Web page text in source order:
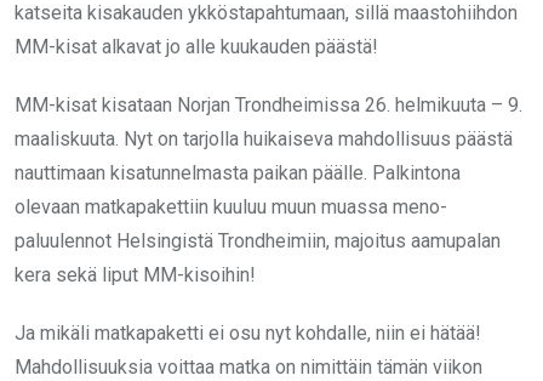
katseita kisakauden ykköstapahtumaan, sillä maastohiihdon
MM-kisat alkavat jo alle kuukauden päästä!
MM-kisat kisataan Norjan Trondheimissa 26. helmikuuta – 9.
maaliskuuta. Nyt on tarjolla huikaiseva mahdollisuus päästä
nauttimaan kisatunnelmasta paikan päälle. Palkintona
olevaan matkapakettiin kuuluu muun muassa meno-
paluulennot Helsingistä Trondheimiin, majoitus aamupalan
kera sekä liput MM-kisoihin!
Ja mikäli matkapaketti ei osu nyt kohdalle, niin ei hätää!
Mahdollisuuksia voittaa matka on nimittäin tämän viikon